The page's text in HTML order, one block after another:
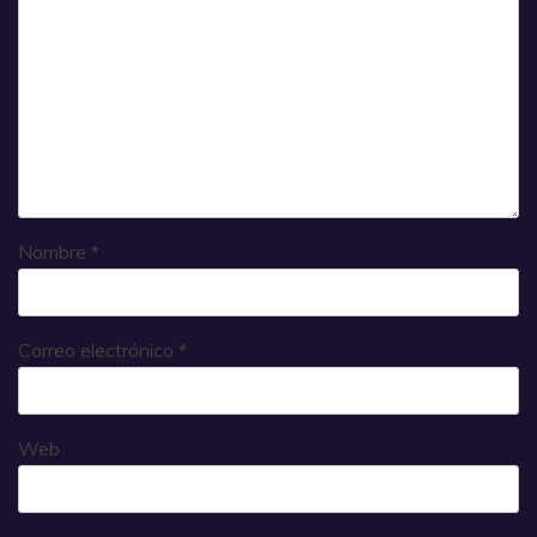
Nombre *
Correo electrónico *
Web